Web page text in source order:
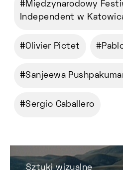
Międzynarodowy
Independent w
Olivier Pictet
Sanjeewa
Sergio Caballero
Sztuki wizualne